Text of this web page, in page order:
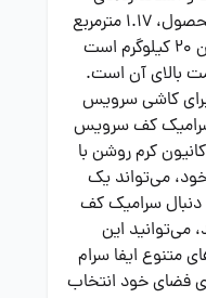
تولید می‌باشد. هر کارتن از این محصول، 1.17 مترمربع
از کف را پوشش می‌دهد و وزن آن 20 کیلوگرم است
بالای آن است.
برای کاشی سرویس
کف سرویس
کرم روشن با
می‌تواند یک
دنبال سرامیک کف
این
متنوع ایفا سرام
فضای خود انتخاب